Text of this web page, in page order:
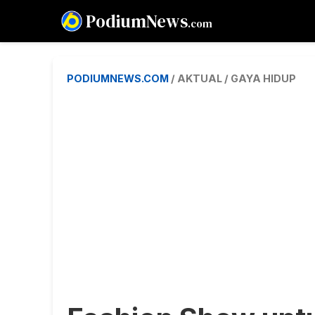
PodiumNews.com
PODIUMNEWS.COM / AKTUAL / GAYA HIDUP